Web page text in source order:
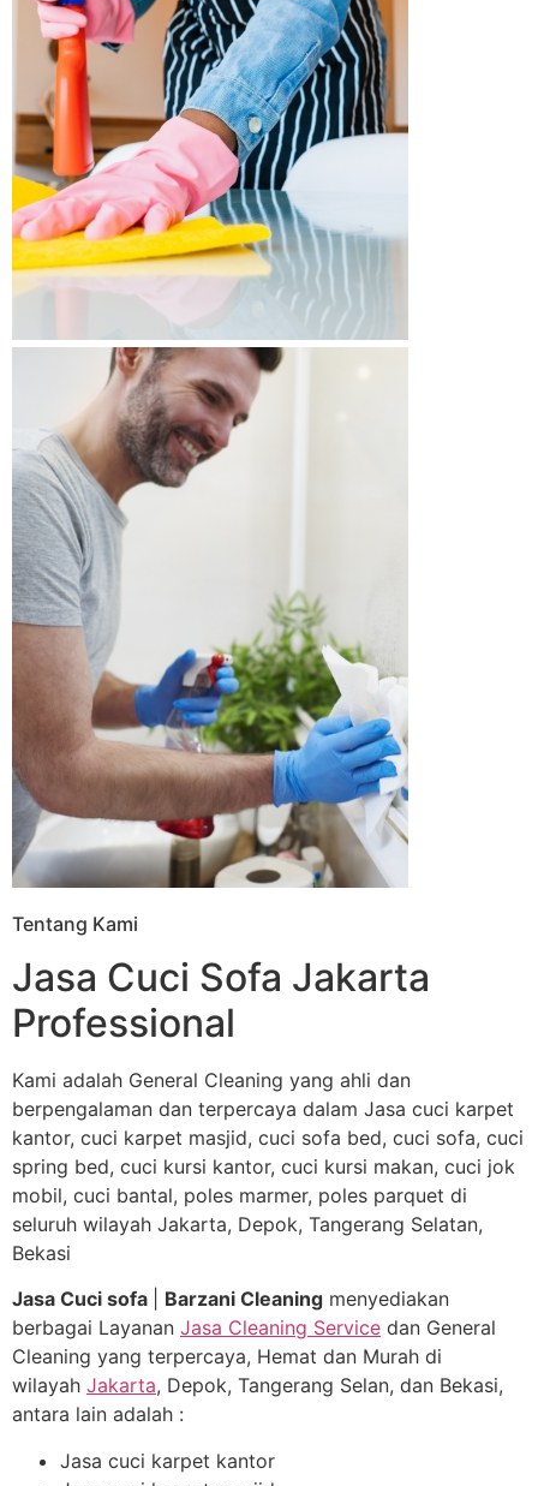
Tentang Kami
Jasa Cuci Sofa Jakarta
Professional
Kami adalah General Cleaning yang ahli dan
berpengalaman dan terpercaya dalam Jasa cuci karpet
kantor, cuci karpet masjid, cuci sofa bed, cuci sofa, cuci
spring bed, cuci kursi kantor, cuci kursi makan, cuci jok
mobil, cuci bantal, poles marmer, poles parquet di
seluruh wilayah Jakarta, Depok, Tangerang Selatan,
Bekasi
Jasa Cuci sofa
Barzani Cleaning menyediakan
berbagai Layanan Jasa Cleaning Service dan General
Cleaning yang terpercaya, Hemat dan Murah di
wilayah Jakarta, Depok, Tangerang Selan, dan Bekasi,
antara lain adalah :
Jasa cuci karpet kantor